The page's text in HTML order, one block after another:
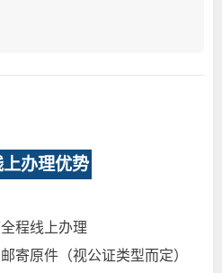
办理优势
程线上办理
寄原件（视公证类型而定）